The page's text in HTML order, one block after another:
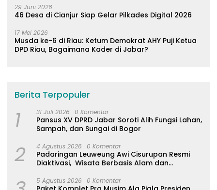
29 Juni 2026
46 Desa di Cianjur Siap Gelar Pilkades Digital 2026
17 Mei 2026
Musda ke-6 di Riau: Ketum Demokrat AHY Puji Ketua
DPD Riau, Bagaimana Kader di Jabar?
Berita Terpopuler
1 31 Juli 2026 0 Komentar
Pansus XV DPRD Jabar Soroti Alih Fungsi Lahan,
Sampah, dan Sungai di Bogor
2 4 Agustus 2026 0 Komentar
Padaringan Leuweung Awi Cisurupan Resmi
Diaktivasi, Wisata Berbasis Alam dan
5 Agustus 2026 0 Komentar